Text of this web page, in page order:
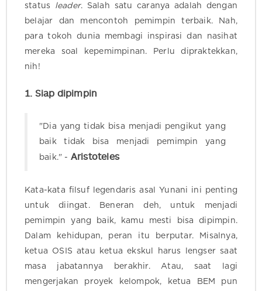
status leader. Salah satu caranya adalah dengan
belajar dan mencontoh pemimpin terbaik. Nah,
para tokoh dunia membagi inspirasi dan nasihat
mereka soal kepemimpinan. Perlu dipraktekkan,
nih!
1. Siap dipimpin
"Dia yang tidak bisa menjadi pengikut yang
baik tidak bisa menjadi pemimpin yang
baik." - Aristoteles
Kata-kata filsuf legendaris asal Yunani ini penting
untuk diingat. Beneran deh, untuk menjadi
pemimpin yang baik, kamu mesti bisa dipimpin.
Dalam kehidupan, peran itu berputar. Misalnya,
ketua OSIS atau ketua ekskul harus lengser saat
masa jabatannya berakhir. Atau, saat lagi
mengerjakan proyek kelompok, ketua BEM pun